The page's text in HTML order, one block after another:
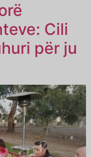
Cili
për ju